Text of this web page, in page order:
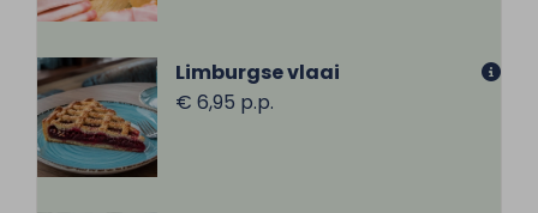
Limburgse vlaai
€ 6,95 p.p.